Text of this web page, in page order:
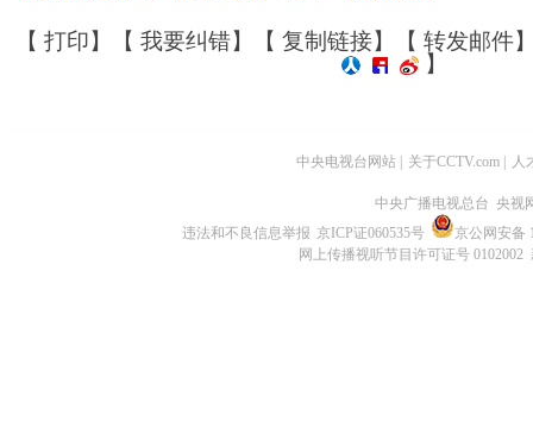
【 打印】【 我要纠错】【 复制链接】【 转发邮件
】
中央电视台网站 关于CCTV.com 人
中央广播电视总台 央视
违法和不良信息举报 京ICP证060535号
京公网安备
网上传播视听节目许可证号 0102002